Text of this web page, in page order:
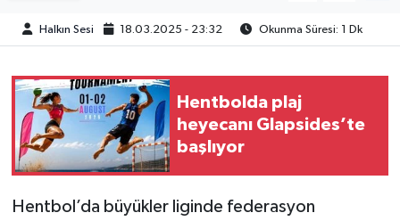
Halkın Sesi 18.03.2025 - 23:32 Okunma Süresi: 1 Dk
Hentbolda plaj
heyecanı Glapsides’te
başlıyor
Hentbol’da büyükler liginde federasyon